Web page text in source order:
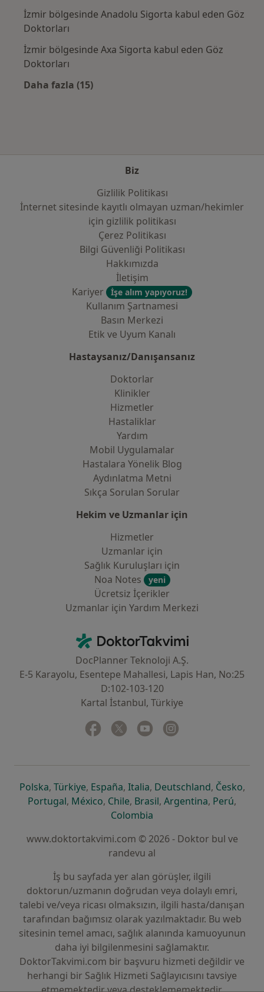
İzmir bölgesinde Anadolu Sigorta kabul eden Göz
Doktorları
İzmir bölgesinde Axa Sigorta kabul eden Göz
Doktorları
Daha fazla (15)
Biz
Gizlilik Politikası
İnternet sitesinde kayıtlı olmayan uzman/hekimler
i̇çin gizlilik politikası
Çerez Politikası
Bilgi Güvenliği Politikası
Hakkımızda
İletişim
Kariyer
İşe alım yapıyoruz!
Kullanım Şartnamesi
Basın Merkezi
Etik ve Uyum Kanalı
Hastaysanız/Danışansanız
Doktorlar
Klinikler
Hizmetler
Hastaliklar
Yardım
Mobil Uygulamalar
Hastalara Yönelik Blog
Aydınlatma Metni
Sıkça Sorulan Sorular
Hekim ve Uzmanlar için
Hizmetler
Uzmanlar için
Sağlık Kuruluşları için
Noa Notes
yeni
Ücretsiz İçerikler
Uzmanlar için Yardım Merkezi
DoktorTakvimi - Ana Sayfa
DocPlanner Teknoloji A.Ş.
E-5 Karayolu, Esentepe Mahallesi, Lapis Han, No:25
D:102-103-120
Kartal İstanbul, Türkiye
Facebook
yeni bir sekmede açılır
Twitter
yeni bir sekmede açılır
Youtube
yeni bir sekmede açılır
Polskayeni bir sekmede açılır
, Türkiyeyeni bir sekmede açılır
, Españayeni bir sekmede açılır
, Italiayeni bir sekmede açılır
, Deutschlandyeni bir
, Českoyeni
,
Portugalyeni bir sekmede açılır
, Méxicoyeni bir sekmede açılır
, Chileyeni bir sekmede açılır
, Brasilyeni bir sekmede açılır
, Argentinayeni bir
, Perúyeni
,
Colombia
www.doktortakvimi.com © 2026 - Doktor bul ve
randevu al
İş bu sayfada yer alan görüşler, ilgili
doktorun/uzmanın doğrudan veya dolaylı emri,
talebi ve/veya ricası olmaksızın, ilgili hasta/danışan
tarafından bağımsız olarak yazılmaktadır. Bu web
sitesinin temel amacı, sağlık alanında kamuoyunun
daha iyi bilgilenmesini sağlamaktır.
DoktorTakvimi.com bir başvuru hizmeti değildir ve
herhangi bir Sağlık Hizmeti Sağlayıcısını tavsiye